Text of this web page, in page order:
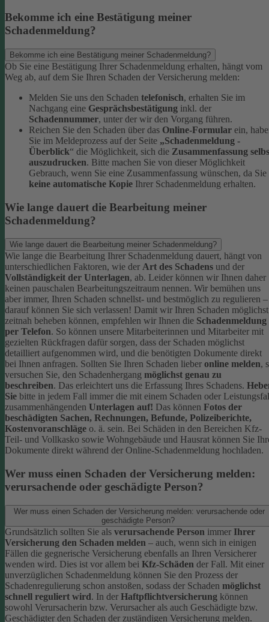
Bekomme ich eine Bestätigung meiner
Schadenmeldung?
Bekomme ich eine Bestätigung meiner Schadenmeldung?
Ob Sie eine Bestätigung Ihrer Schadenmeldung erhalten, hängt vom
Weg ab, auf dem Sie Ihren Schaden der Versicherung melden:
Melden Sie uns den Schaden telefonisch, erhalten Sie im
Nachgang eine Gesprächsbestätigung inkl. der
Schadennummer, unter der wir den Vorgang führen.
Reichen Sie den Schaden über das Online-Formular ein,
Sie im Meldeprozess auf der Seite „Schadenmeldung -
Überblick“ die Möglichkeit, sich die Zusammenfassung
auszudrucken. Bitte machen Sie von dieser Möglichkeit
Gebrauch, wenn Sie eine Zusammenfassung wünschen, da Sie
keine automatische Kopie Ihrer Schadenmeldung erhalten.
Wie lange dauert die Bearbeitung meiner
Schadenmeldung?
Wie lange dauert die Bearbeitung meiner Schadenmeldung?
Wie lange die Bearbeitung Ihrer Schadenmeldung dauert, hängt von
unterschiedlichen Faktoren, wie der Art des Schadens und der
Vollständigkeit der Unterlagen, ab. Leider können wir Ihnen daher
keinen pauschalen Bearbeitungszeitraum nennen. Wir bemühen uns
aber immer, Ihren Schaden schnellst- und bestmöglich zu regulieren –
darauf können Sie sich verlassen! Damit wir Ihren Schaden möglichst
zeitnah beheben können, empfehlen wir Ihnen die Schadenmeldung
per Telefon. So können unsere Mitarbeiterinnen und Mitarbeiter mit
gezielten Rückfragen dafür sorgen, dass der Schaden möglichst
detailliert aufgenommen wird, und die benötigten Dokumente direkt
bei Ihnen anfragen. Sollten Sie Ihren Schaden lieber online melden,
versuchen Sie, den Schadenhergang möglichst genau zu
beschreiben. Das erleichtert uns die Erfassung Ihres Schadens.
Sie bitte in jedem Fall immer die mit einem Schaden oder
zusammenhängenden Unterlagen auf! Das können Fotos der
beschädigten Sachen, Rechnungen, Befunde, Polizeiberichte,
Kostenvoranschläge o. ä. sein. Bei Schäden in den Bereichen Kfz-
Teil- und Vollkasko sowie Wohngebäude und Hausrat können Sie
Dokumente direkt während der Online-Schadenmeldung hochladen.
Wer muss einen Schaden der Versicherung melden:
verursachende oder geschädigte Person?
Wer muss einen Schaden der Versicherung melden: verursachende oder
geschädigte Person?
Grundsätzlich sollten Sie als verursachende Person immer Ihrer
Versicherung den Schaden melden – auch, wenn sich in einigen
Fällen die gegnerische Versicherung ebenfalls an Ihren Versicherer
wenden wird. Dies ist vor allem bei Kfz-Schäden der Fall. Mit einer
unverzüglichen Schadenmeldung können Sie den Prozess der
Schadenregulierung schon anstoßen, sodass der Schaden möglichst
schnell reguliert wird. In der Haftpflichtversicherung können
sowohl Verursacherin bzw. Verursacher als auch Geschädigte bzw.
Geschädigter den Schaden der zuständigen Versicherung melden.